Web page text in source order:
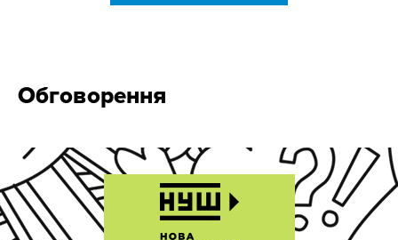
Обговорення